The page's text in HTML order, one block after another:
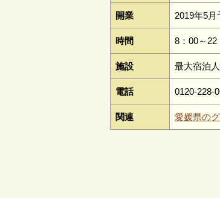
開業 2019年5月
時間 8：00～22
施設 最大宿泊
電話 0120-228-
関連 愛媛県の